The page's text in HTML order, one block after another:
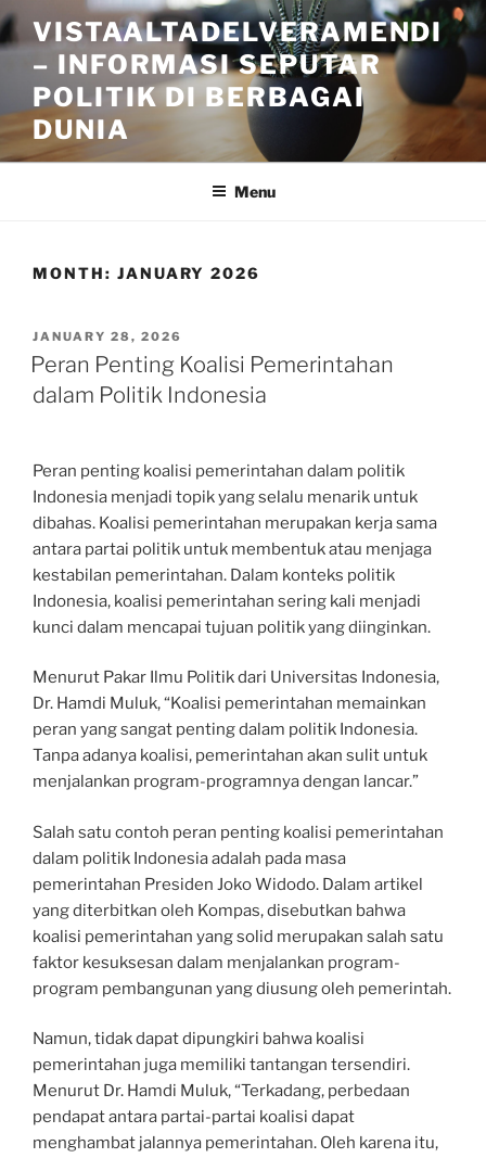
Skip
to
content
VISTAALTADELVERAMENDI
– INFORMASI SEPUTAR
POLITIK DI BERBAGAI
DUNIA
Menu
MONTH: JANUARY 2026
POSTED
ON
JANUARY 28, 2026
Peran Penting Koalisi Pemerintahan
dalam Politik Indonesia
Peran penting koalisi pemerintahan dalam politik
Indonesia menjadi topik yang selalu menarik untuk
dibahas. Koalisi pemerintahan merupakan kerja sama
antara partai politik untuk membentuk atau menjaga
kestabilan pemerintahan. Dalam konteks politik
Indonesia, koalisi pemerintahan sering kali menjadi
kunci dalam mencapai tujuan politik yang diinginkan.
Menurut Pakar Ilmu Politik dari Universitas Indonesia,
Dr. Hamdi Muluk, “Koalisi pemerintahan memainkan
peran yang sangat penting dalam politik Indonesia.
Tanpa adanya koalisi, pemerintahan akan sulit untuk
menjalankan program-programnya dengan lancar.”
Salah satu contoh peran penting koalisi pemerintahan
dalam politik Indonesia adalah pada masa
pemerintahan Presiden Joko Widodo. Dalam artikel
yang diterbitkan oleh Kompas, disebutkan bahwa
koalisi pemerintahan yang solid merupakan salah satu
faktor kesuksesan dalam menjalankan program-
program pembangunan yang diusung oleh pemerintah.
Namun, tidak dapat dipungkiri bahwa koalisi
pemerintahan juga memiliki tantangan tersendiri.
Menurut Dr. Hamdi Muluk, “Terkadang, perbedaan
pendapat antara partai-partai koalisi dapat
menghambat jalannya pemerintahan. Oleh karena itu,